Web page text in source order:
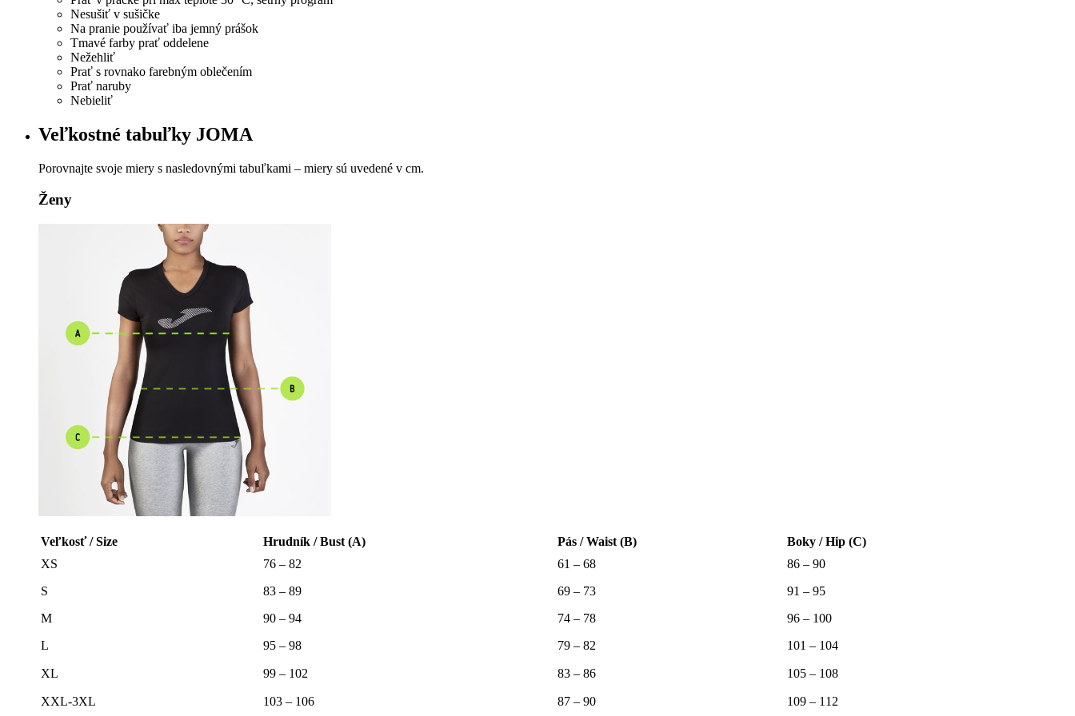
Nesušiť v sušičke
Na pranie používať iba jemný prášok
Tmavé farby prať oddelene
Nežehliť
Prať s rovnako farebným oblečením
Prať naruby
Nebieliť
Veľkostné tabuľky JOMA
Porovnajte svoje miery s nasledovnými tabuľkami – miery sú uvedené v cm.
Ženy
Veľkosť / Size Hrudník / Bust (A) Pás / Waist (B)
Boky / Hip (C)
XS
76 – 82 61 – 68
86 – 90
S
83 – 89 69 – 73
91 – 95
M
90 – 94 74 – 78
96 – 100
L
95 – 98 79 – 82 101 – 104
XL 99 – 102 83 – 86 105 – 108
XXL-3XL 103 – 106 87 – 90 109 – 112